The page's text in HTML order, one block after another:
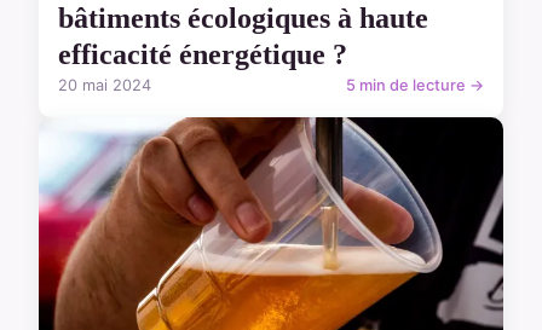
bâtiments écologiques à haute
efficacité énergétique ?
20 mai 2024 5 min de lecture →